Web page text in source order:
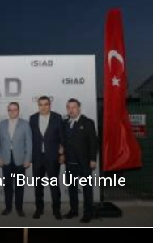
“Bursa Üretimle